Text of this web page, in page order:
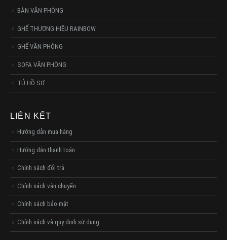
BÀN VĂN PHÒNG
GHẾ THƯƠNG HIỆU RAINBOW
GHẾ VĂN PHÒNG
SOFA VĂN PHÒNG
TỦ HỒ SƠ
LIÊN KẾT
Hướng dẫn mua hàng
Hướng dẫn thanh toán
Chính sách đổi trả
Chính sách vận chuyển
Chính sách bảo mật
Chính sách và quy định sử dụng